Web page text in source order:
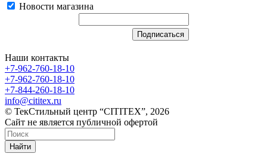
Новости магазина
Наши контакты
+7-962-760-18-10
+7-962-760-18-10
+7-844-260-18-10
info@cititex.ru
© ТекСтильный центр “CITITEX”, 2026
Сайт не является публичной офертой
Найти